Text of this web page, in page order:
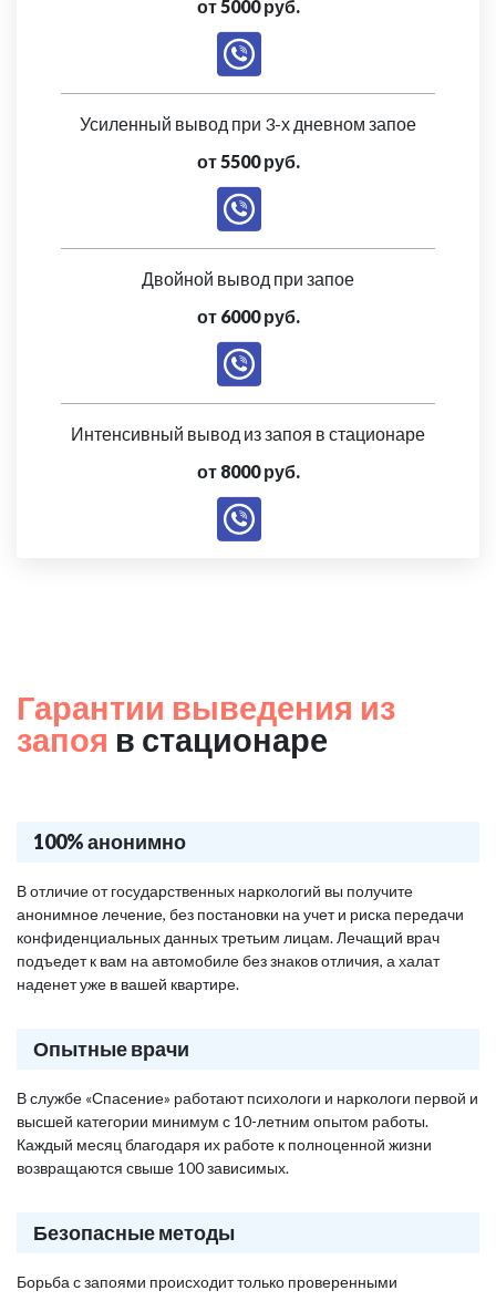
от 5000 руб.
Усиленный вывод при 3-х дневном запое
от 5500 руб.
Двойной вывод при запое
от 6000 руб.
Интенсивный вывод из запоя в стационаре
от 8000 руб.
Гарантии выведения из
запоя в стационаре
100% анонимно
В отличие от государственных наркологий вы получите
анонимное лечение, без постановки на учет и риска передачи
конфиденциальных данных третьим лицам. Лечащий врач
подъедет к вам на автомобиле без знаков отличия, а халат
наденет уже в вашей квартире.
Опытные врачи
В службе «Спасение» работают психологи и наркологи первой и
высшей категории минимум с 10-летним опытом работы.
Каждый месяц благодаря их работе к полноценной жизни
возвращаются свыше 100 зависимых.
Безопасные методы
Борьба с запоями происходит только проверенными